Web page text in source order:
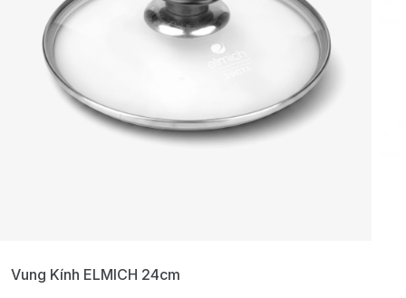
Vung Kính ELMICH 24cm